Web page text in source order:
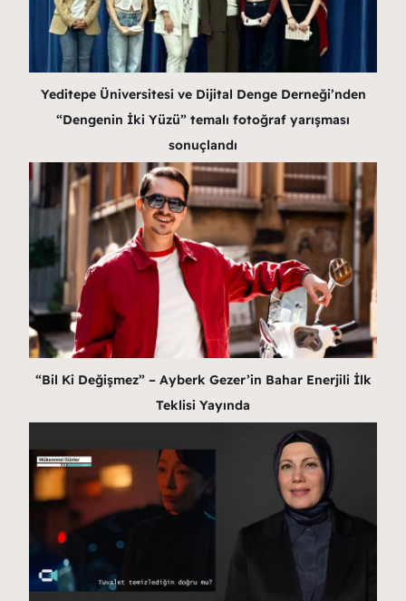
Yeditepe Üniversitesi ve Dijital Denge Derneği’nden
“Dengenin İki Yüzü” temalı fotoğraf yarışması
sonuçlandı
“Bil Ki Değişmez” – Ayberk Gezer’in Bahar Enerjili İlk
Teklisi Yayında